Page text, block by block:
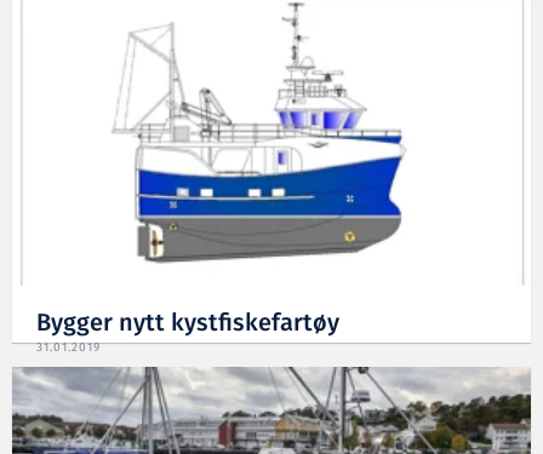
Bygger nytt kystfiskefartøy
31.01.2019